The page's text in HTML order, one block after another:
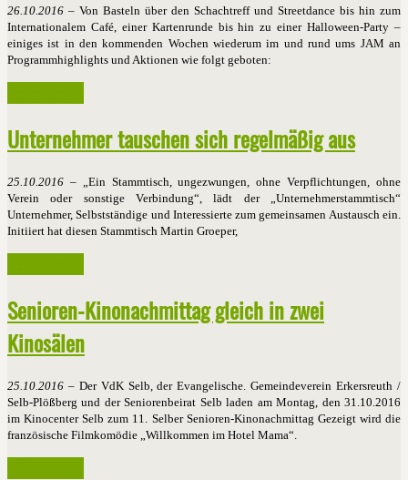
26.10.2016 – Von Basteln über den Schachtreff und Streetdance bis hin zum
Internationalem Café, einer Kartenrunde bis hin zu einer Halloween-Party –
einiges ist in den kommenden Wochen wiederum im und rund ums JAM an
Programmhighlights und Aktionen wie folgt geboten:
Unternehmer tauschen sich regelmäßig aus
25.10.2016 – „Ein Stammtisch, ungezwungen, ohne Verpflichtungen, ohne
Verein oder sonstige Verbindung“, lädt der „Unternehmerstammtisch“
Unternehmer, Selbstständige und Interessierte zum gemeinsamen Austausch ein.
Initiiert hat diesen Stammtisch Martin Groeper,
Senioren-Kinonachmittag gleich in zwei
Kinosälen
25.10.2016 – Der VdK Selb, der Evangelische. Gemeindeverein Erkersreuth /
Selb-Plößberg und der Seniorenbeirat Selb laden am Montag, den 31.10.2016
im Kinocenter Selb zum 11. Selber Senioren-Kinonachmittag Gezeigt wird die
französische Filmkomödie „Willkommen im Hotel Mama“.